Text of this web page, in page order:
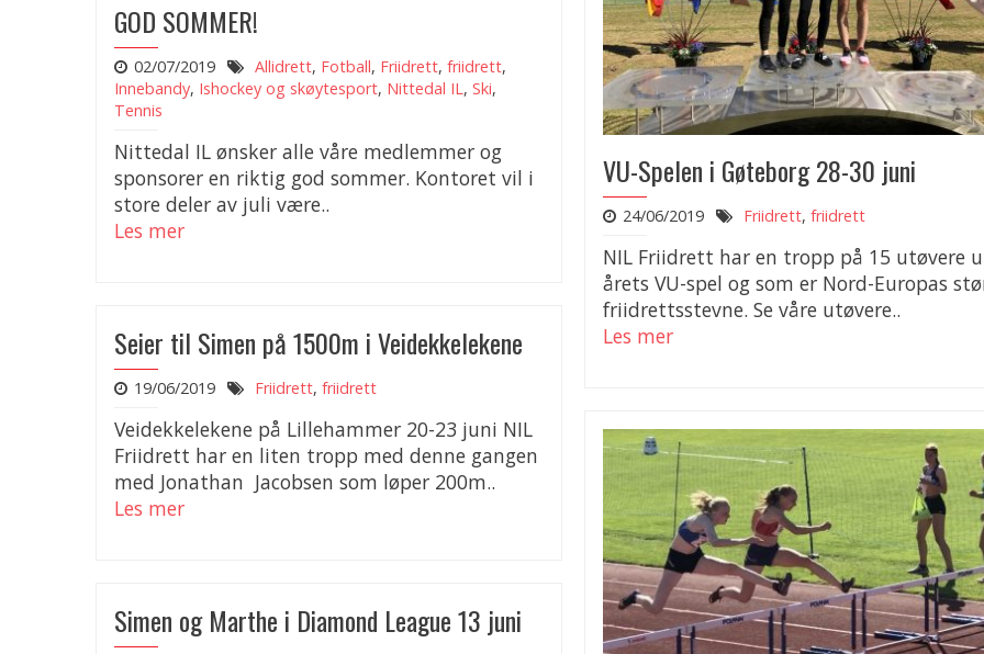
GOD SOMMER!
02/07/2019 Allidrett, Fotball, Friidrett, friidrett,
Innebandy, Ishockey og skøytesport, Nittedal IL, Ski,
Tennis
Nittedal IL ønsker alle våre medlemmer og
sponsorer en riktig god sommer. Kontoret vil i
store deler av juli være..
Les mer
VU-Spelen i Gøteborg 28-30 juni
24/06/2019 Friidrett, friidrett
NIL Friidrett har en tropp på 15 utøvere
årets VU-spel og som er Nord-Europas
friidrettsstevne. Se våre utøvere..
Les mer
Seier til Simen på 1500m i Veidekkelekene
19/06/2019 Friidrett, friidrett
Veidekkelekene på Lillehammer 20-23 juni NIL
Friidrett har en liten tropp med denne gangen
med Jonathan Jacobsen som løper 200m..
Les mer
Simen og Marthe i Diamond League 13 juni